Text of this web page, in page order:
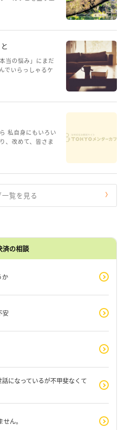
初めてブログを投
とを書いてみま
当の悩み」にまだ
でいらっしゃるケ
の深いところ（深
う角度から解決の
私自身にもいろい
、改めて、皆さま
いてる。わたし
れるような日々で
覧を見る
済の相談
か
安
になっているが不甲斐なくて
ん。